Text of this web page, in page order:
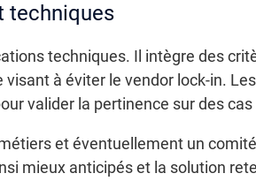
techniques
techniques. Il intègre des
à éviter le vendor lock-in.
valider la pertinence sur des cas
et éventuellement un
mieux anticipés et la solution